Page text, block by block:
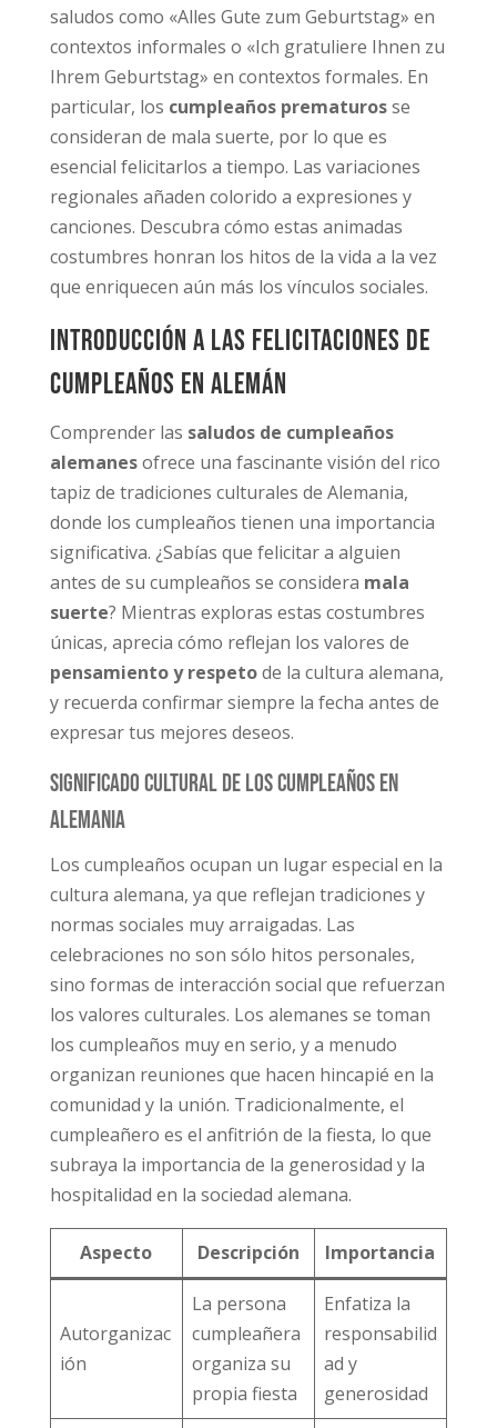
saludos como «Alles Gute zum Geburtstag» en
contextos informales o «Ich gratuliere Ihnen zu
Ihrem Geburtstag» en contextos formales. En
particular, los cumpleaños prematurosse
consideran de mala suerte, por lo que es
esencial felicitarlos a tiempo. Las variaciones
regionales añaden colorido a expresiones y
canciones. Descubra cómo estas animadas
costumbres honran los hitos de la vida a la vez
que enriquecen aún más los vínculos sociales.
Introducción a las felicitaciones de
cumpleaños en alemán
Comprender las saludos de cumpleaños
alemanesofrece una fascinante visión del rico
tapiz de tradiciones culturales de Alemania,
donde los cumpleaños tienen una importancia
significativa. ¿Sabías que felicitar a alguien
antes de su cumpleaños se considera mala
suerte? Mientras exploras estas costumbres
únicas, aprecia cómo reflejan los valores de
pensamiento y respetode la cultura alemana,
y recuerda confirmar siempre la fecha antes de
expresar tus mejores deseos.
Significado cultural de los cumpleaños en
Alemania
Los cumpleaños ocupan un lugar especial en la
cultura alemana, ya que reflejan tradiciones y
normas sociales muy arraigadas. Las
celebraciones no son sólo hitos personales,
sino formas de interacción social que refuerzan
los valores culturales. Los alemanes se toman
los cumpleaños muy en serio, y a menudo
organizan reuniones que hacen hincapié en la
comunidad y la unión. Tradicionalmente, el
cumpleañero es el anfitrión de la fiesta, lo que
subraya la importancia de la generosidad y la
hospitalidad en la sociedad alemana.
Aspecto Descripción Importancia
Autorganizac
ión
La persona
cumpleañera
organiza su
propia fiesta
Enfatiza la
responsabilid
ad y
generosidad